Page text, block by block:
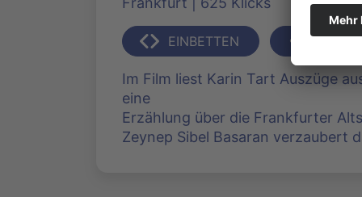
EINBETTEN TEILEN
Im Film liest Karin Tart Auszüge
eine
Erzählung über die Frankfurter
Zeynep Sibel Basaran verzaubert